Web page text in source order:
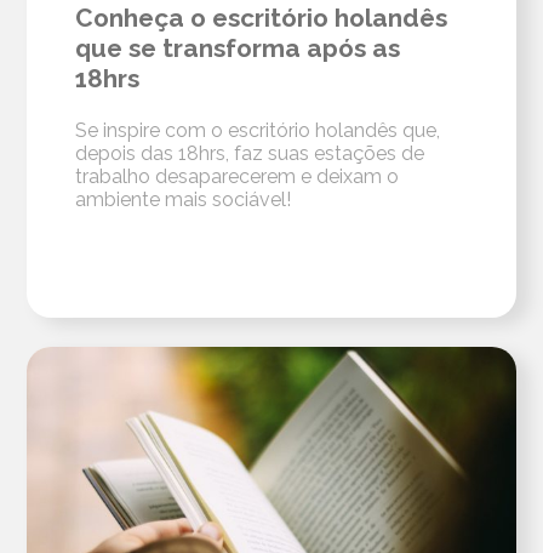
Conheça o escritório holandês
que se transforma após as
18hrs
Se inspire com o escritório holandês que,
depois das 18hrs, faz suas estações de
trabalho desaparecerem e deixam o
ambiente mais sociável!